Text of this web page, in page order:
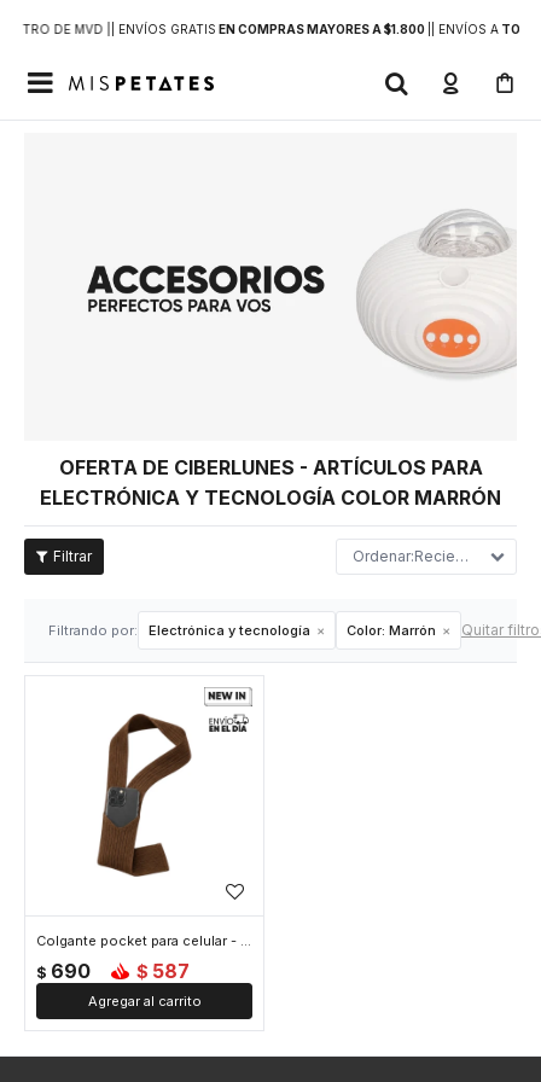
DE MVD | | ENVÍOS GRATIS EN COMPRAS MAYORES A $1.800 | ENVÍOS ATODO

OFERTA DE CIBERLUNES - ARTÍCULOS PARA
ELECTRÓNICA Y TECNOLOGÍA COLOR MARRÓN
Recientes
Filtrando por: Electrónica y tecnología Color: Marrón Quitar
Colgante pocket para celular - Marron
$ 690 $ 587